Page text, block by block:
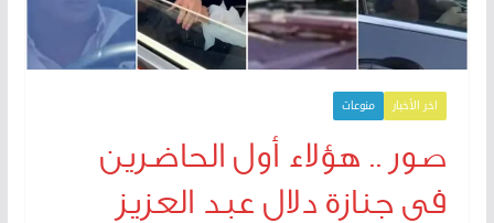
اخر الأخبار منوعات
صور .. هؤلاء أول الحاضرين
في جنازة دلال عبد العزيز